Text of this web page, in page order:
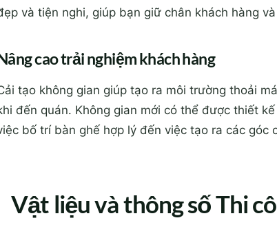
và tiện nghi, giúp bạn giữ chân khách hàng
cao trải nghiệm khách hàng
tạo không gian giúp tạo ra môi trường thoải
đến quán. Không gian mới có thể được thiết
bố trí bàn ghế hợp lý đến việc tạo ra các góc
Vật liệu và thông số Thi